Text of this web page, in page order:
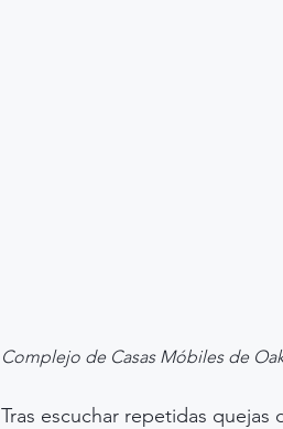
Complejo de Casas Móbiles de
Tras escuchar repetidas